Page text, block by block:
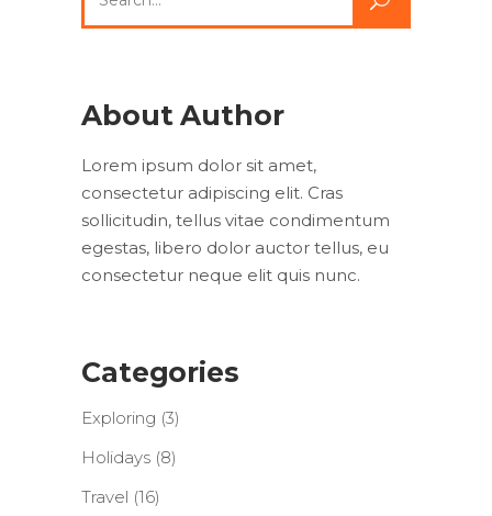
for:
About Author
Lorem ipsum dolor sit amet,
consectetur adipiscing elit. Cras
sollicitudin, tellus vitae condimentum
egestas, libero dolor auctor tellus, eu
consectetur neque elit quis nunc.
Categories
Exploring (3)
Holidays (8)
Travel (16)